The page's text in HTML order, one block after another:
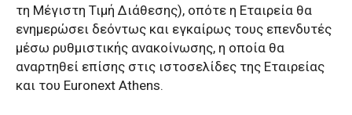
τη Μέγιστη Τιμή Διάθεσης), οπότε η Εταιρεία θα
ενημερώσει δεόντως και εγκαίρως τους επενδυτές
μέσω ρυθμιστικής ανακοίνωσης, η οποία θα
αναρτηθεί επίσης στις ιστοσελίδες της Εταιρείας
και του Euronext Athens.